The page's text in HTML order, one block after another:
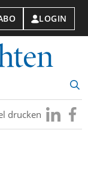
LOGIN
drucken Besuchen
Sie
Sie